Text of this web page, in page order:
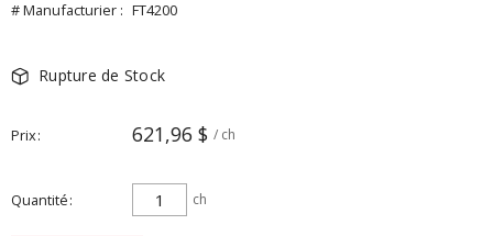
# Manufacturier : FT4200
Rupture de Stock
Prix 621,96 $ / ch
Quantité ch